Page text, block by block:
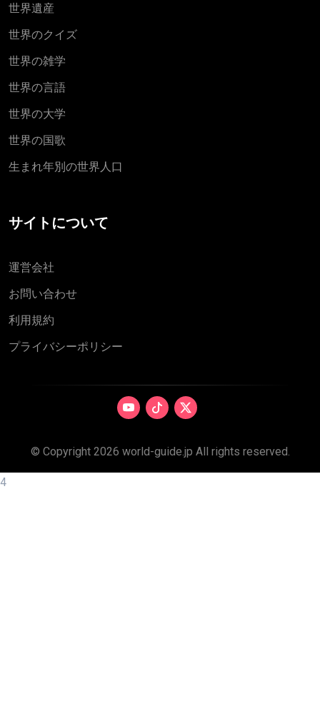
世界遺産
世界のクイズ
世界の雑学
世界の言語
世界の大学
世界の国歌
生まれ年別の世界人口
サイトについて
運営会社
お問い合わせ
利用規約
プライバシーポリシー
© Copyright 2026 world-guide.jp All rights reserved.
4